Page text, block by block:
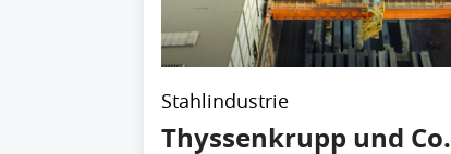
Stahlindustrie
Thyssenkrupp und Co.